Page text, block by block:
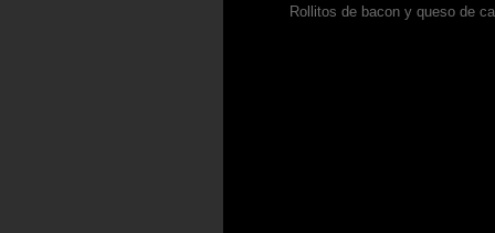
Rollitos de bacon y queso de